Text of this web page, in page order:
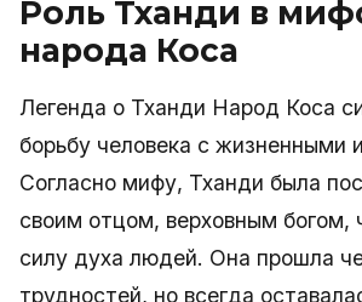
Роль Тханди в
народа Коса
Легенда о Тханди Народ Коса
борьбу человека с жизненными
Согласно мифу, Тханди была
своим отцом, верховным богом,
силу духа людей. Она прошла
трудностей, но всегда